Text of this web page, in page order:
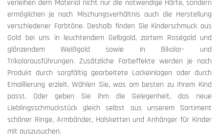
verleihen dem Material nicht nur die notwendige Härte, sondern
ermöglichen je nach Mischungsverhältnis auch die Herstellung
verschiedener Farbtöne. Deshalb finden Sie Kinderschmuck aus
Gold bei uns in leuchtendem Gelbgold, zartem Roségold und
glänzendem Weißgold sowie in Bikolor- und
Trikolorausführungen. Zusätzliche Farbeffekte werden je nach
Produkt durch sorgfältig gearbeitete Lackeinlagen oder durch
Emaillierung erzielt. Wählen Sie, was am besten zu Ihrem Kind
passt. Oder geben Sie ihm die Gelegenheit, das neue
Lieblingsschmuckstück gleich selbst aus unserem Sortiment
schöner Ringe, Armbänder, Halsketten und Anhänger für Kinder
mit auszusuchen.